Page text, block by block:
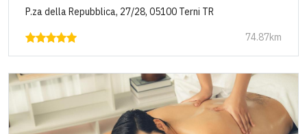
P.za della Repubblica, 27/28, 05100 Terni TR
74.87km